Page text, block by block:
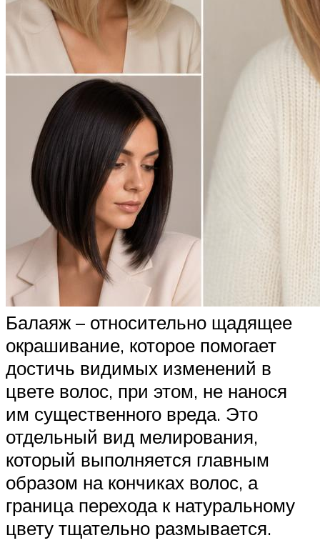
Балаяж – относительно щадящее
окрашивание, которое помогает
достичь видимых изменений в
цвете волос, при этом, не нанося
им существенного вреда. Это
отдельный вид мелирования,
который выполняется главным
образом на кончиках волос, а
граница перехода к натуральному
цвету тщательно размывается.